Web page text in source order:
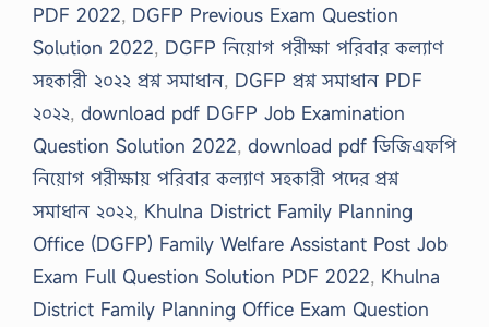
PDF 2022, DGFP Previous Exam Question
Solution 2022, DGFP নিয়োগ পরীক্ষা পরিবার কল্যাণ
সহকারী ২০২২ প্রশ্ন সমাধান, DGFP প্রশ্ন সমাধান PDF
২০২২, download pdf DGFP Job Examination
Question Solution 2022, download pdf ডিজিএফপি
নিয়োগ পরীক্ষায় পরিবার কল্যাণ সহকারী পদের প্রশ্ন
সমাধান ২০২২, Khulna District Family Planning
Office (DGFP) Family Welfare Assistant Post Job
Exam Full Question Solution PDF 2022, Khulna
District Family Planning Office Exam Question